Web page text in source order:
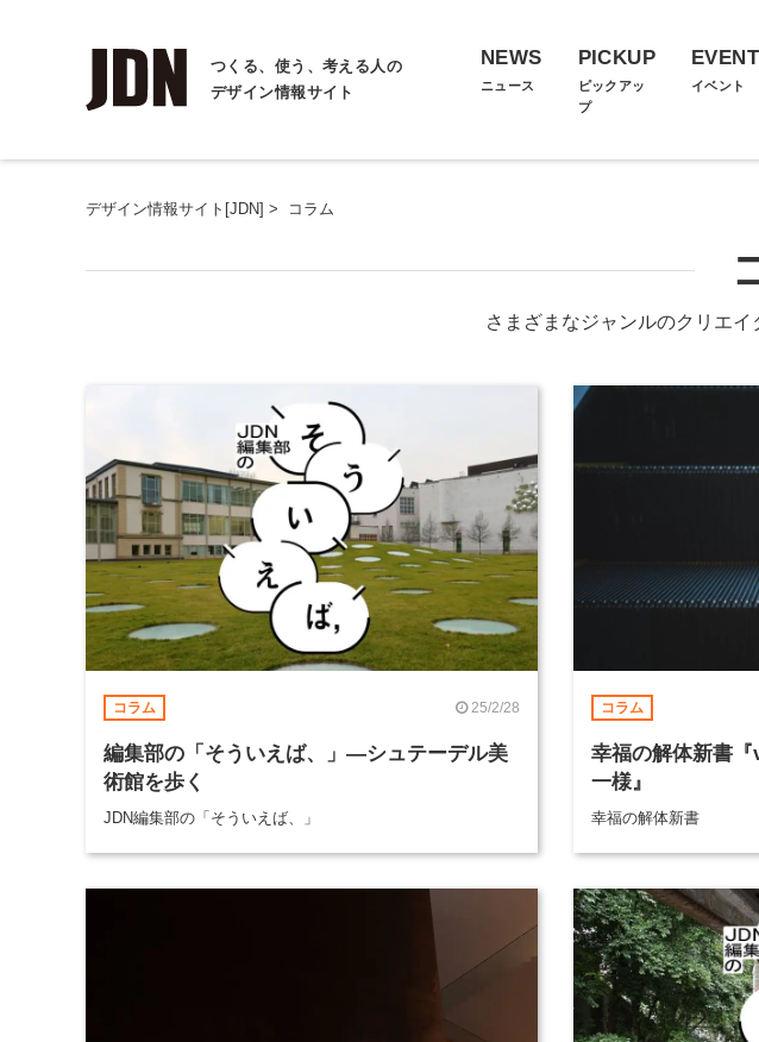
つくる、使う、考える人の
デザイン情報サイト
NEWS
ニュース
PICKUP
ピックアッ
プ
EVENT
イベント
デザイン情報サイト[JDN] > コラム
さまざまなジャンルのクリエ
コラム 25/2/28
編集部の「そういえば、」―シュテーデル美
術館を歩く
JDN編集部の「そういえば、」
コラム
幸福の解体新書
一様』
幸福の解体新書